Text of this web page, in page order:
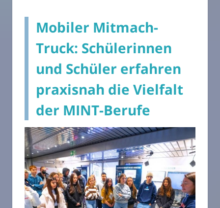
Mobiler Mitmach-
Truck: Schülerinnen
und Schüler erfahren
praxisnah die Vielfalt
der MINT-Berufe